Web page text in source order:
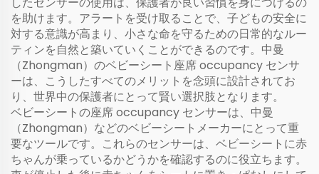
を助けます。アラートを受け取ることで、子どもの安全に
対する意識が高まり、小さな命を守るための日常的なルー
ティンを自然と築いていくことができるのです。中曼
（Zhongman）のベビーシート座席 occupancy センサ
ーは、こうしたすべてのメリットを念頭に設計されてお
り、世界中の保護者にとって賢い選択肢となります。
ベビーシートの座席 occupancy センサーは、中曼
（Zhongman）などのベビーシートメーカーにとって重
要なツールです。これらのセンサーは、ベビーシートに赤
ちゃんが乗っているかどうかを確認するのに役立ちます。